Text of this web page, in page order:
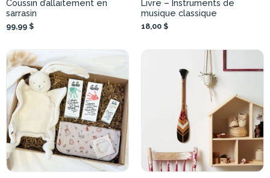
Coussin d’allaitement en
sarrasin
99,99 $
Livre – Instruments de
musique classique
18,00 $